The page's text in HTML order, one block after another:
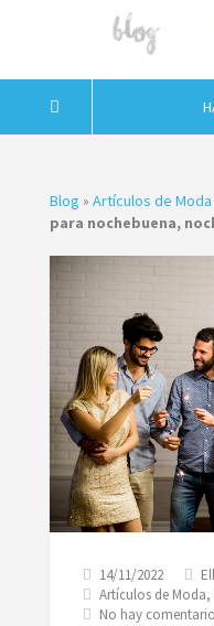
Blog » Artículos de Moda
para nochebuena,
14/11/2022
Artículos de Moda,
No hay